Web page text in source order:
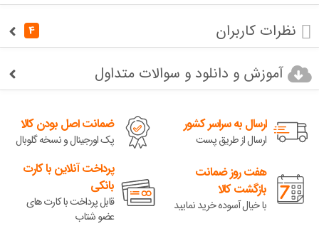
نظرات کاربران
4
آموزش و دانلود و سوالات متداول
ارسال به سراسر کشور
ارسال از طریق پست
ضمانت اصل بودن کالا
پک اورجینال و نسخه گلوبال
هفت روز ضمانت
بازگشت کالا
با خیال آسوده خرید نمایید
پرداخت آنلاین با کارت
بانکی
قابل پرداخت با کارت های
عضو شتاب